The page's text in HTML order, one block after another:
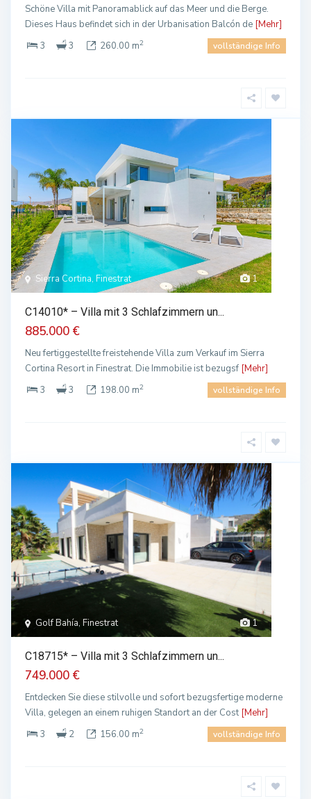
Schöne Villa mit Panoramablick auf das Meer und die Berge.
Dieses Haus befindet sich in der Urbanisation Balcón de [Mehr]
3
3 260.00 m2 vollständige Info
1
Sierra Cortina, Finestrat
C14010* – Villa mit 3 Schlafzimmern un...
885.000 €
Neu fertiggestellte freistehende Villa zum Verkauf im Sierra
Cortina Resort in Finestrat. Die Immobilie ist bezugsf [Mehr]
3
3 198.00 m2 vollständige Info
1
Golf Bahía, Finestrat
C18715* – Villa mit 3 Schlafzimmern un...
749.000 €
Entdecken Sie diese stilvolle und sofort bezugsfertige moderne
Villa, gelegen an einem ruhigen Standort an der Cost [Mehr]
3
2 156.00 m2 vollständige Info